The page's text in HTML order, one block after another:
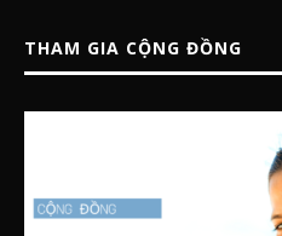
THAM GIA CỘNG ĐỒNG